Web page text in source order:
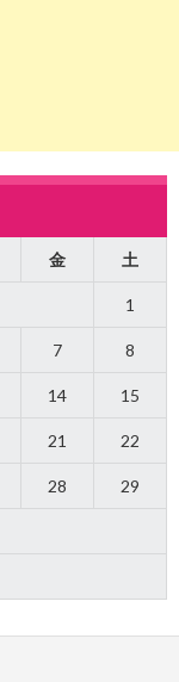
金 土
1
7 8
14 15
21 22
28 29